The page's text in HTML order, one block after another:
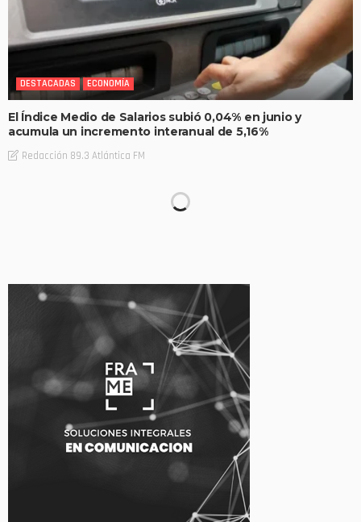
DESTACADAS ECONOMÍA
El Índice Medio de Salarios subió 0,04% en junio y
acumula un incremento interanual de 5,16%
Redacción 89.3 Atlántica FM